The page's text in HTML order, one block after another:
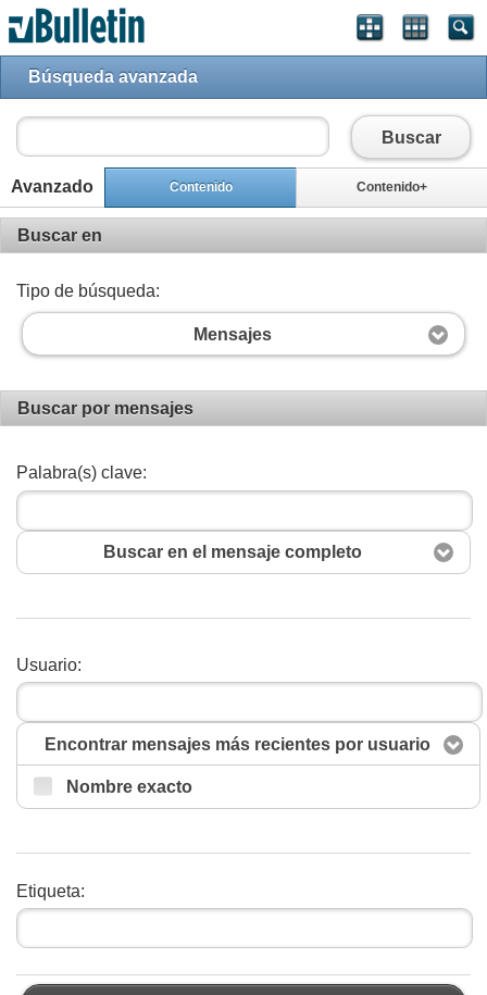
Búsqueda avanzada
Buscar
Avanzado Contenido Contenido+
Buscar en
Tipo de búsqueda:
Mensajes
Buscar por mensajes
Palabra(s) clave:
Buscar en el mensaje completo
Usuario:
Encontrar mensajes más recientes por usuario
Nombre exacto
Etiqueta: